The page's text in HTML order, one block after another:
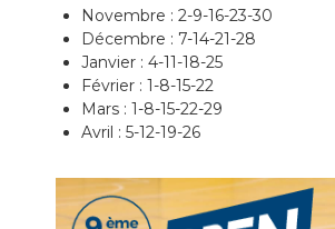
administratives en
cliquez sur l’une des
catégories ci-dessous.
Achats
Novembre : 2-9-16-23-30
Décembre : 7-14-21-28
Janvier : 4-11-18-25
Février : 1-8-15-22
Mars : 1-8-15-22-29
Avril : 5-12-19-26